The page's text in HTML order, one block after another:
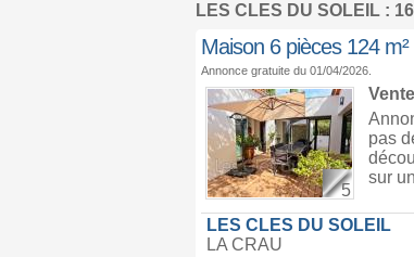
LES CLES DU SOLEIL :
Maison 6 pièces 124 m²
Annonce gratuite du 01/04/2026.
5
pas
sur
LES CLES DU SOLEIL
LA CRAU